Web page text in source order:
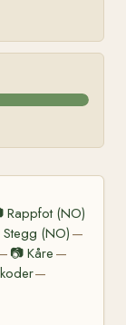
Rappfot (NO)
Stegg (NO) —
📷 Kåre —
—